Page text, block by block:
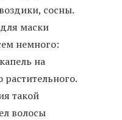
сосны.
маски
немного:
на
растительного.
такой
волосы